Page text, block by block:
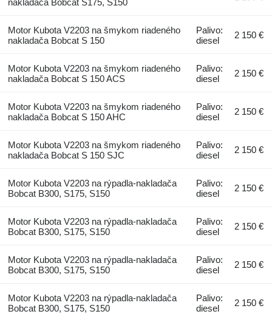
Motor Kubota V2203 na šmykom riadeného
nakladača Bobcat S 150
Palivo:
diesel
2 150 €
Motor Kubota V2203 na šmykom riadeného
nakladača Bobcat S 150 ACS
Palivo:
diesel
2 150 €
Motor Kubota V2203 na šmykom riadeného
nakladača Bobcat S 150 AHC
Palivo:
diesel
2 150 €
Motor Kubota V2203 na šmykom riadeného
nakladača Bobcat S 150 SJC
Palivo:
diesel
2 150 €
Motor Kubota V2203 na rýpadla-nakladača
Bobcat B300, S175, S150
Palivo:
diesel
2 150 €
Motor Kubota V2203 na rýpadla-nakladača
Bobcat B300, S175, S150
Palivo:
diesel
2 150 €
Motor Kubota V2203 na rýpadla-nakladača
Bobcat B300, S175, S150
Palivo:
diesel
2 150 €
Motor Kubota V2203 na rýpadla-nakladača
Bobcat B300, S175, S150
Palivo:
diesel
2 150 €